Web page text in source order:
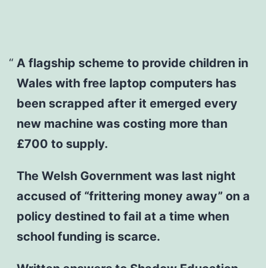
A flagship scheme to provide children in
Wales with free laptop computers has
been scrapped after it emerged every
new machine was costing more than
£700 to supply.
The Welsh Government was last night
accused of “frittering money away” on a
policy destined to fail at a time when
school funding is scarce.